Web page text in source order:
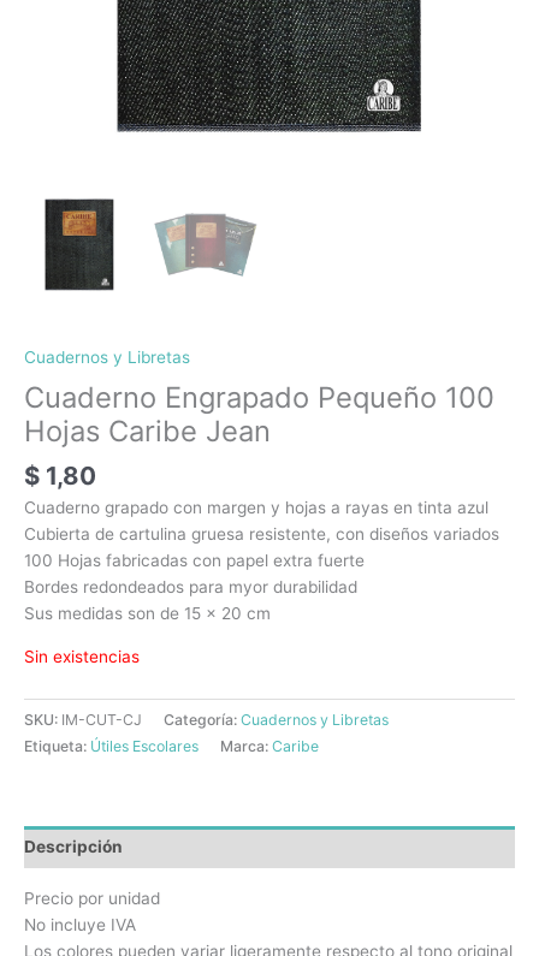
Cuadernos y Libretas
Cuaderno Engrapado Pequeño 100
Hojas Caribe Jean
$ 1,80
Cuaderno grapado con margen y hojas a rayas en tinta azul
Cubierta de cartulina gruesa resistente, con diseños variados
100 Hojas fabricadas con papel extra fuerte
Bordes redondeados para myor durabilidad
Sus medidas son de 15 x 20 cm
Sin existencias
SKU: IM-CUT-CJ Categoría: Cuadernos y Libretas
Etiqueta: Útiles Escolares Marca: Caribe
Descripción
Precio por unidad
No incluye IVA
Los colores pueden variar ligeramente respecto al tono original